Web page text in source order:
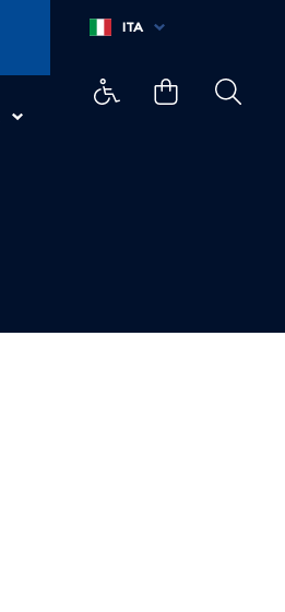
ITA